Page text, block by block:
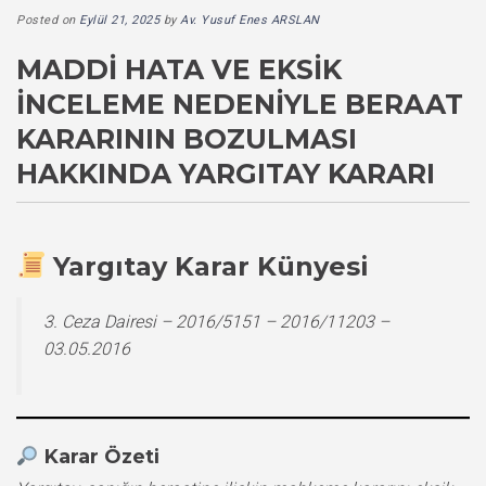
Posted on Eylül 21, 2025byAv. Yusuf Enes ARSLAN
MADDI HATA VE EKSIK
İNCELEME NEDENIYLE BERAAT
KARARININ BOZULMASI
HAKKINDA YARGITAY KARARI
Yargıtay Karar Künyesi
3. Ceza Dairesi – 2016/5151 – 2016/11203 –
03.05.2016
Karar Özeti